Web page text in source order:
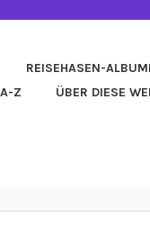
REISEHASEN-
Z
ÜBER DIESE